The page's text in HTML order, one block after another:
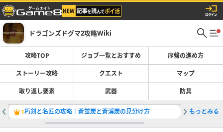
ドラゴンズドグマ2攻略Wiki
攻略TOP ジョブ一覧とおすすめ 序盤の進め方
ストーリー攻略 クエスト マップ
取り返し要素 武器 防具
1朽剣と名匠の攻略｜蒼蛍炭と蒼渓炭の見分け方 2タルエ
もっとみる